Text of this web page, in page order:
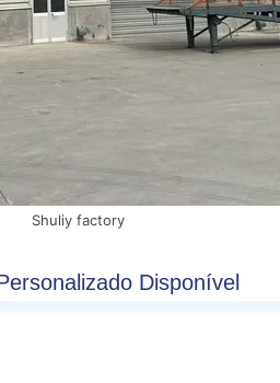
Shuliy factory
Disponível